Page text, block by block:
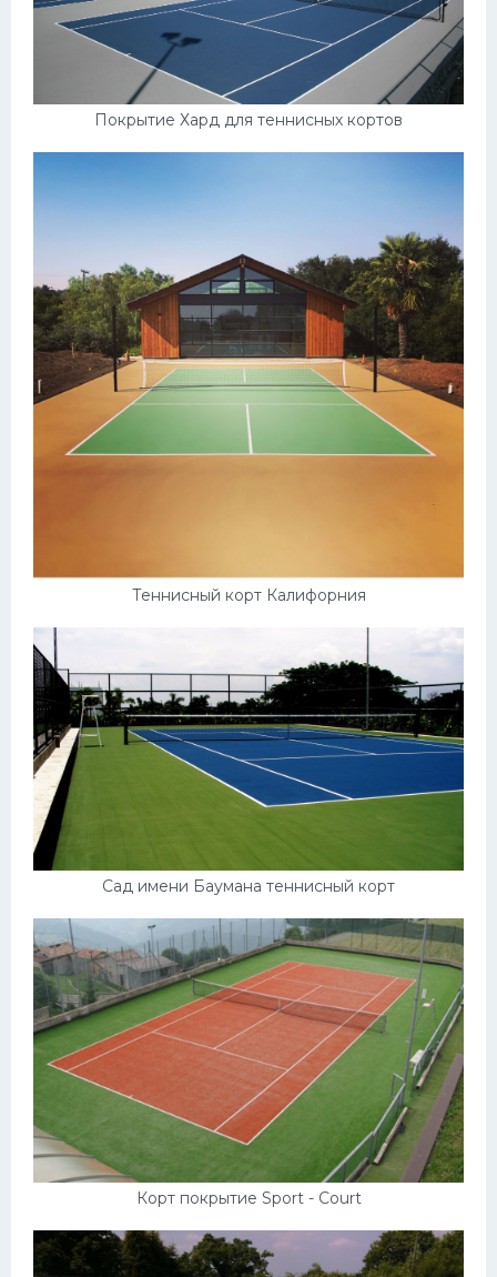
Покрытие Хард для теннисных кортов
Теннисный корт Калифорния
Сад имени Баумана теннисный корт
Корт покрытие Sport - Court